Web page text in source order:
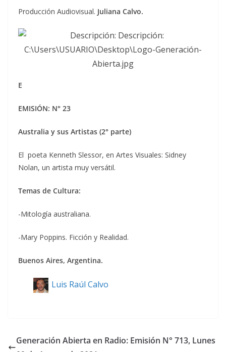
Producción Audiovisual. Juliana Calvo.
E
EMISIÓN: N° 23
Australia y sus Artistas (2° parte)
El poeta Kenneth Slessor, en Artes Visuales: Sidney
Nolan, un artista muy versátil.
Temas de Cultura:
-Mitología australiana.
-Mary Poppins. Ficción y Realidad.
Buenos Aires, Argentina.
Luis Raúl Calvo
Generación Abierta en Radio: Emisión N° 713, Lunes